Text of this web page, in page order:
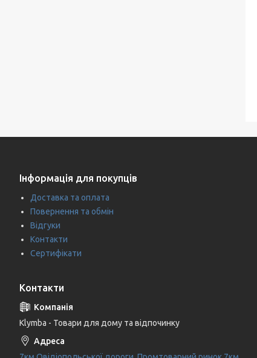
Інформація для покупців
Доставка та оплата
Повернення та обмін
Відгуки
Контакти
Сертифікати
Контакти
Klymba - Товари для дому та відпочинку